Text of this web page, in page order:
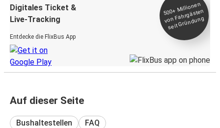
Digitales Ticket &
Live-Tracking
Entdecke die FlixBus App
500+
Millionen
von Fahrgästen
seit
Gründung
Auf dieser Seite
Bushaltestellen FAQ